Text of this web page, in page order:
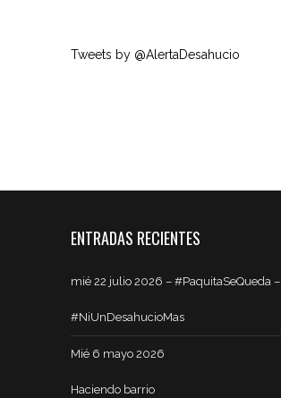
Tweets by @AlertaDesahucio
ENTRADAS RECIENTES
mié 22 julio 2026 – #PaquitaSeQueda –
#NiUnDesahucioMas
Mié 6 mayo 2026
Haciendo barrio